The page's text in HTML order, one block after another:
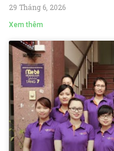
29 Tháng 6, 2026
Xem thêm